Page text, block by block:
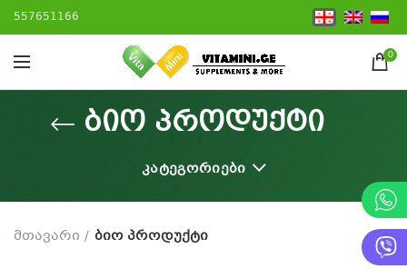
557651166
0
ბიო პროდუქტი
ᲙᲐᲢᲔᲒᲝᲠᲘᲔᲑᲘ
მთავარი ბიო პროდუქტი